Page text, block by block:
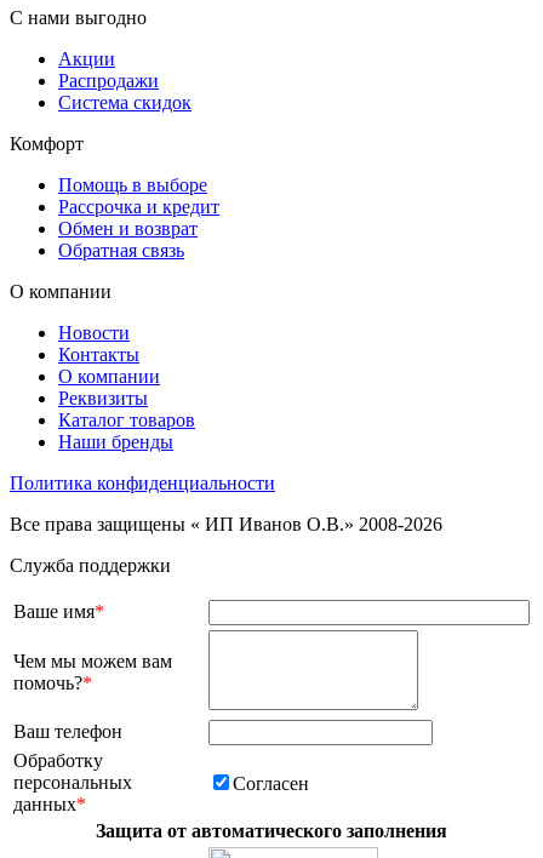
С нами выгодно
Акции
Распродажи
Система скидок
Комфорт
Помощь в выборе
Рассрочка и кредит
Обмен и возврат
Обратная связь
О компании
Новости
Контакты
О компании
Реквизиты
Каталог товаров
Наши бренды
Политика конфиденциальности
Все права защищены « ИП Иванов О.В.» 2008-2026
Служба поддержки
Ваше имя*
Чем мы можем вам
помочь?*
Ваш телефон
Обработку
персональных
данных*
Согласен
Защита от автоматического заполнения